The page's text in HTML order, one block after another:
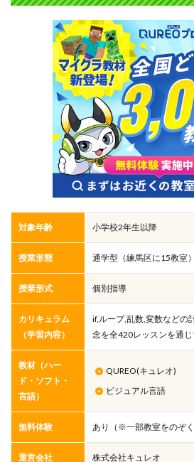
対象年齢 小学校2年生以降
授業形態 通学型（練馬区に15教室）
授業形式 個別指導
カリキュラム
（学習内容）
if,ループ,乱数,変数などの
念を全420レッスンを通じ
教材（ハー
ド・ソフト・
言語）
QUREO(キュレオ)
ビジュアル言語
無料体験 あり（※一部教室をのぞく
運営会社 株式会社キュレオ